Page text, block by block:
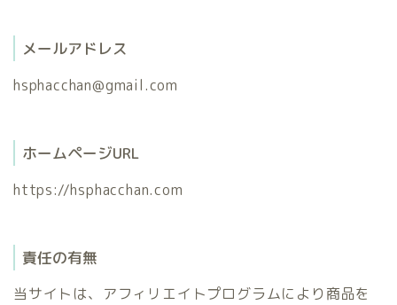
メールアドレス
hsphacchan@gmail.com
ホームページURL
https://hsphacchan.com
責任の有無
当サイトは、アフィリエイトプログラムにより商品を